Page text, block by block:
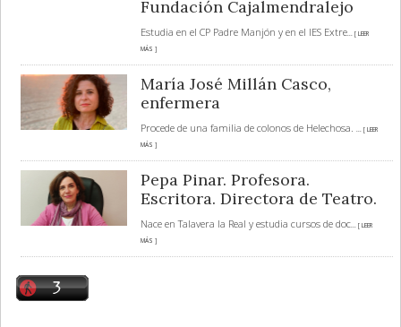
Fundación Cajalmendralejo
Estudia en el CP Padre Manjón y en el IES Extre... [ LEER
MÁS ]
María José Millán Casco,
enfermera
Procede de una familia de colonos de Helechosa. ... [ LEER
MÁS ]
Pepa Pinar. Profesora.
Escritora. Directora de Teatro.
Nace en Talavera la Real y estudia cursos de doc... [ LEER
MÁS ]